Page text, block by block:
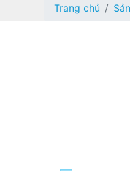
Trang chủ